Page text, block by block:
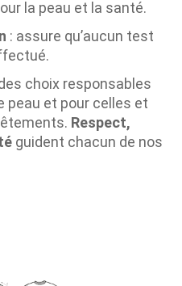
la peau et la santé.
: assure qu’aucun test
choix responsables
peau et pour celles et
Respect,
guident chacun de nos